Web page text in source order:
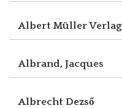
Albert Müller Verlag
Albrand, Jacques
Albrecht Dezső